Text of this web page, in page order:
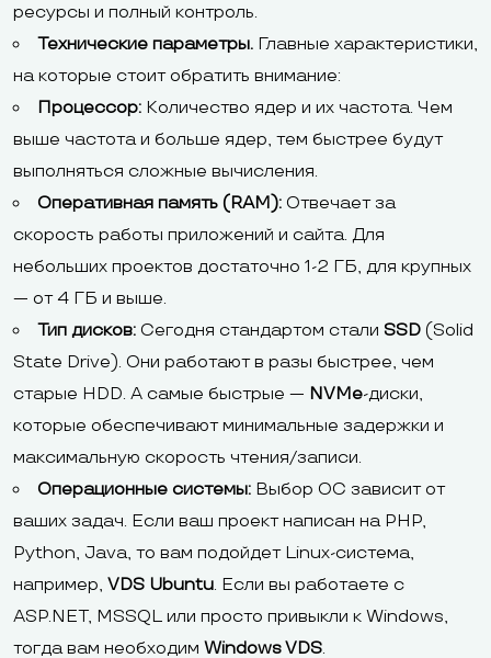
ресурсы и полный контроль.
Технические параметры. Главные характеристики,
на которые стоит обратить внимание:
Процессор: Количество ядер и их частота. Чем
выше частота и больше ядер, тем быстрее будут
выполняться сложные вычисления.
Оперативная память (RAM): Отвечает за
скорость работы приложений и сайта. Для
небольших проектов достаточно 1-2 ГБ, для крупных
— от 4 ГБ и выше.
Тип дисков: Сегодня стандартом стали SSD (Solid
State Drive). Они работают в разы быстрее, чем
старые HDD. А самые быстрые — NVMe-диски,
которые обеспечивают минимальные задержки и
максимальную скорость чтения/записи.
Операционные системы: Выбор ОС зависит от
ваших задач. Если ваш проект написан на PHP,
Python, Java, то вам подойдет Linux-система,
например, VDS Ubuntu. Если вы работаете с
ASP.NET, MSSQL или просто привыкли к Windows,
тогда вам необходим Windows VDS.